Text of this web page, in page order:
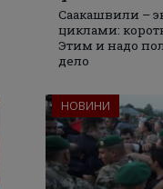
Саакашвили –
циклами:
Этим и надо
дело
НОВИНИ